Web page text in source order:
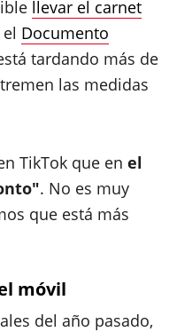
llevar el carnet
Documento
tardando más de
las medidas
TikTok que en el
. No es muy
que está más
móvil
del año pasado,